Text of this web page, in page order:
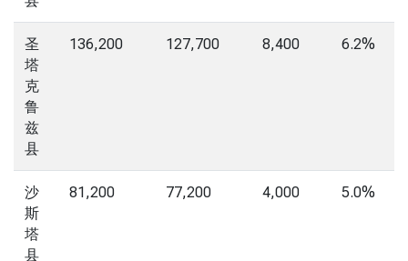
圣
塔
克
鲁
兹
县
136,200 127,700 8,400 6.2%
沙
斯
塔
县
81,200 77,200 4,000 5.0%